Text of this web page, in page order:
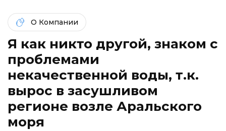
О Компании
Я как никто другой, знаком c
проблемами
некачественной воды, т.к.
вырос в засушливом
регионе возле Аральского
моря